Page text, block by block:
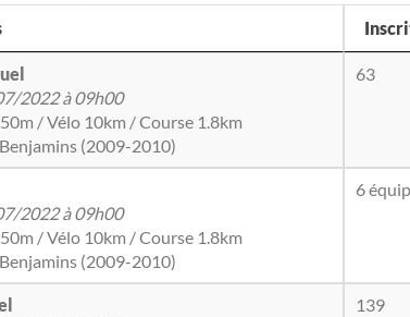
2022 à 09h00
/ Vélo 10km / Course 1.8km
(2009-2010)
63
2022 à 09h00
/ Vélo 10km / Course 1.8km
(2009-2010)
6
139